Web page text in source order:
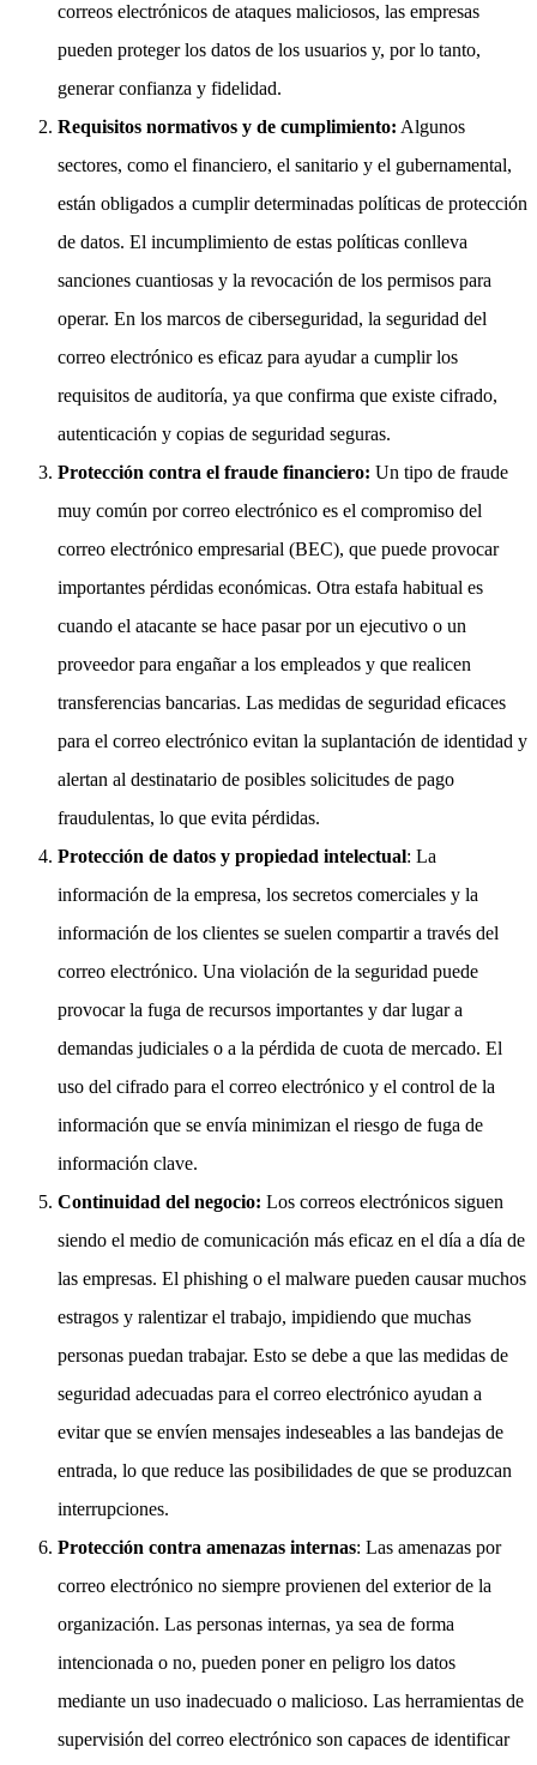
correos electrónicos de ataques maliciosos, las empresas
pueden proteger los datos de los usuarios y, por lo tanto,
generar confianza y fidelidad.
Requisitos normativos y de cumplimiento: Algunos
sectores, como el financiero, el sanitario y el gubernamental,
están obligados a cumplir determinadas políticas de protección
de datos. El incumplimiento de estas políticas conlleva
sanciones cuantiosas y la revocación de los permisos para
operar. En los marcos de ciberseguridad, la seguridad del
correo electrónico es eficaz para ayudar a cumplir los
requisitos de auditoría, ya que confirma que existe cifrado,
autenticación y copias de seguridad seguras.
Protección contra el fraude financiero: Un tipo de fraude
muy común por correo electrónico es el compromiso del
correo electrónico empresarial (BEC), que puede provocar
importantes pérdidas económicas. Otra estafa habitual es
cuando el atacante se hace pasar por un ejecutivo o un
proveedor para engañar a los empleados y que realicen
transferencias bancarias. Las medidas de seguridad eficaces
para el correo electrónico evitan la suplantación de identidad y
alertan al destinatario de posibles solicitudes de pago
fraudulentas, lo que evita pérdidas.
Protección de datos y propiedad intelectual: La
información de la empresa, los secretos comerciales y la
información de los clientes se suelen compartir a través del
correo electrónico. Una violación de la seguridad puede
provocar la fuga de recursos importantes y dar lugar a
demandas judiciales o a la pérdida de cuota de mercado. El
uso del cifrado para el correo electrónico y el control de la
información que se envía minimizan el riesgo de fuga de
información clave.
Continuidad del negocio: Los correos electrónicos siguen
siendo el medio de comunicación más eficaz en el día a día de
las empresas. El phishing o el malware pueden causar muchos
estragos y ralentizar el trabajo, impidiendo que muchas
personas puedan trabajar. Esto se debe a que las medidas de
seguridad adecuadas para el correo electrónico ayudan a
evitar que se envíen mensajes indeseables a las bandejas de
entrada, lo que reduce las posibilidades de que se produzcan
interrupciones.
Protección contra amenazas internas: Las amenazas por
correo electrónico no siempre provienen del exterior de la
organización. Las personas internas, ya sea de forma
intencionada o no, pueden poner en peligro los datos
mediante un uso inadecuado o malicioso. Las herramientas de
supervisión del correo electrónico son capaces de identificar